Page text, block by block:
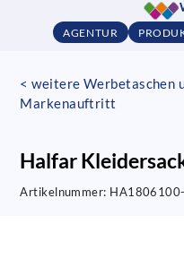
AGENTUR
< weitere Werbetaschen
Markenauftritt
Halfar
Artikelnummer: